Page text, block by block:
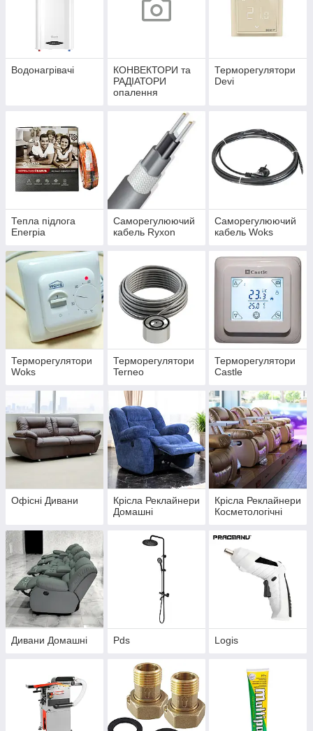
Водонагрівачі
КОНВЕКТОРИ та
РАДІАТОРИ
опалення
Терморегулятори
Devi
Тепла підлога
Enerpia
Саморегулюючий
кабель Ryxon
Саморегулюючий
кабель Woks
Терморегулятори
Woks
Терморегулятори
Terneo
Терморегулятори
Castle
Офісні Дивани
Крісла Реклайнери
Домашні
Крісла Реклайнери
Косметологічні
Дивани Домашні Pds Logis